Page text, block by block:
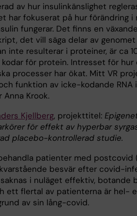
av hur insulinkänslighet
har fokuserat på hur förändring i
fungerar. Det finns en
det vill säga delar av
inte resulterar i proteiner, är ca
för protein. Intresset för hur
processer har ökat. Mitt VR
funktion av icke-kodande RNA
Anna Krook.
Kjellberg, projekttitel:
för effekt av hyperbar
placebo-kontrollerad studie.
patienter med postcovid
besvär efter covid-
i nuläget effektiv, botande
ett flertal av patienterna är hel-
av sin lång-covid.